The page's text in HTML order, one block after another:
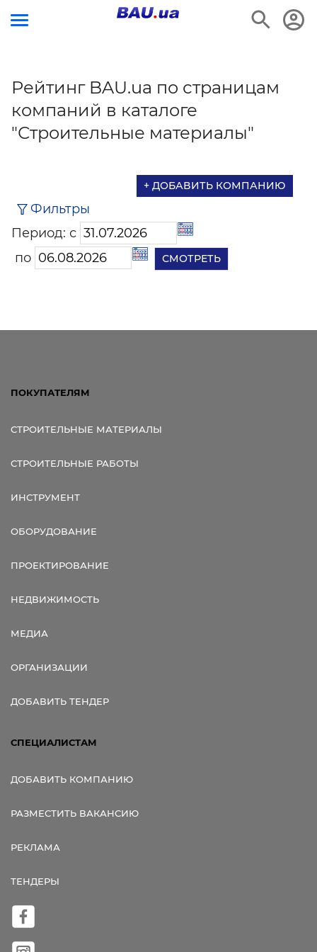
Рейтинг BAU.ua по страницам
компаний в каталоге
"Строительные материалы"
+ ДОБАВИТЬ КОМПАНИЮ
Фильтры
Период: с
по
ПОКУПАТЕЛЯМ
СТРОИТЕЛЬНЫЕ МАТЕРИАЛЫ
СТРОИТЕЛЬНЫЕ РАБОТЫ
ИНСТРУМЕНТ
ОБОРУДОВАНИЕ
ПРОЕКТИРОВАНИЕ
НЕДВИЖИМОСТЬ
МЕДИА
ОРГАНИЗАЦИИ
ДОБАВИТЬ ТЕНДЕР
СПЕЦИАЛИСТАМ
ДОБАВИТЬ КОМПАНИЮ
РАЗМЕСТИТЬ ВАКАНСИЮ
РЕКЛАМА
ТЕНДЕРЫ